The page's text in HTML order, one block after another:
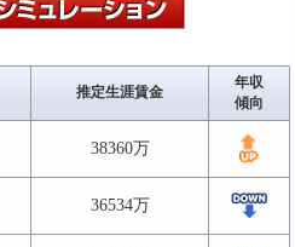
推定生涯賃金
年収
傾向
38360万
36534万